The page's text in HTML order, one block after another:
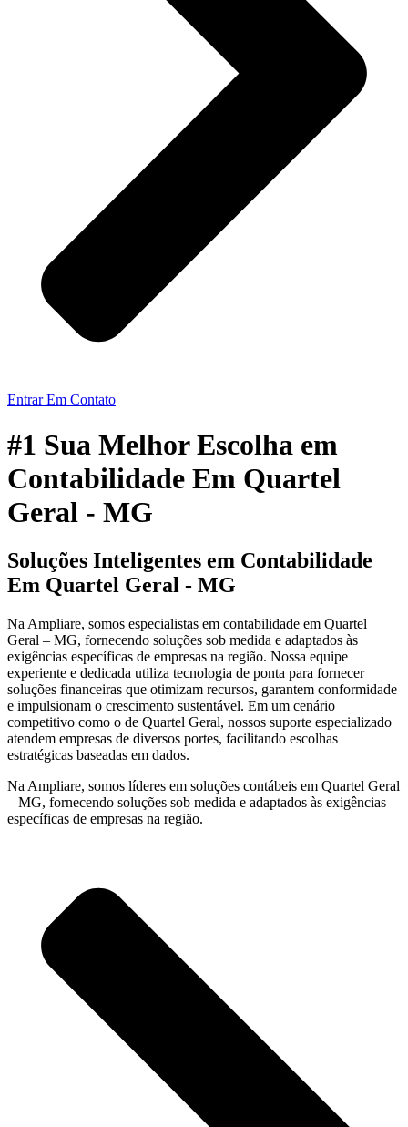
Entrar Em Contato
#1 Sua Melhor Escolha em
Contabilidade Em Quartel
Geral - MG
Soluções Inteligentes em Contabilidade
Em Quartel Geral - MG
Na Ampliare, somos especialistas em contabilidade em Quartel
Geral – MG, fornecendo soluções sob medida e adaptados às
exigências específicas de empresas na região. Nossa equipe
experiente e dedicada utiliza tecnologia de ponta para fornecer
soluções financeiras que otimizam recursos, garantem conformidade
e impulsionam o crescimento sustentável. Em um cenário
competitivo como o de Quartel Geral, nossos suporte especializado
atendem empresas de diversos portes, facilitando escolhas
estratégicas baseadas em dados.
Na Ampliare, somos líderes em soluções contábeis em Quartel Geral
– MG, fornecendo soluções sob medida e adaptados às exigências
específicas de empresas na região.